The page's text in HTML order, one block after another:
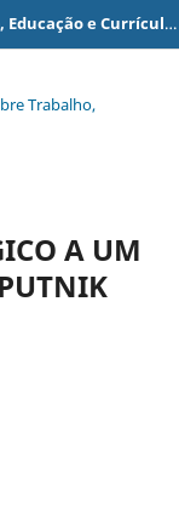
II Encontro de Debates sobre Trabalho, Educação e Currículo Integrado
Trabalho,
A UM